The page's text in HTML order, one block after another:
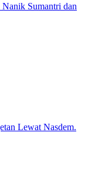
Sumantri dan
Lewat Nasdem.